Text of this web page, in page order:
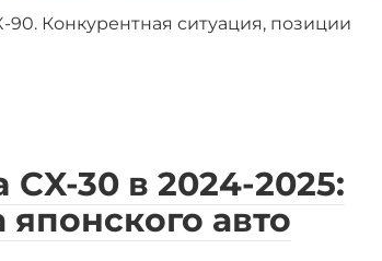
Конкурентная ситуация, позиции
30 в 2024-2025:
японского авто